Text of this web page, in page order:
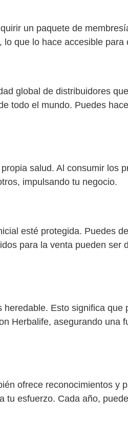
un paquete de
que lo hace accesible para
global de distribuidores
todo el mundo. Puedes
salud. Al consumir los
impulsando tu negocio.
esté protegida. Puedes
para la venta pueden
Esto significa
Herbalife, asegurando
ofrece reconocimientos
esfuerzo. Cada año,